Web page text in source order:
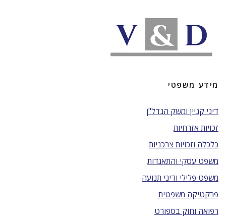
מידע משפטי
דיני קניין ומשק הנדל"ן
זכויות אזרחיות
כלכלה וזכויות צרכניות
משפט עסקי והתאגדות
משפט פלילי ודיני תנועה
פרקטיקה משפטית
רפואה וחוק בספורט